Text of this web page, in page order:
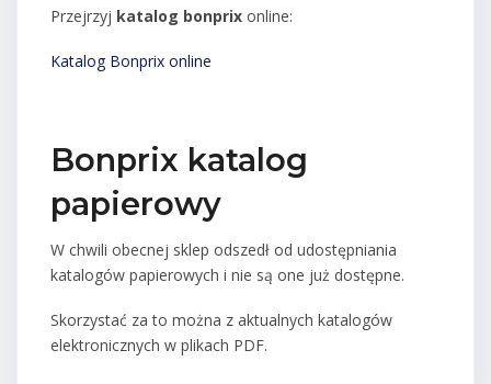
Przejrzyj katalog bonprix online:
Katalog Bonprix online
Bonprix katalog
papierowy
W chwili obecnej sklep odszedł od udostępniania
katalogów papierowych i nie są one już dostępne.
Skorzystać za to można z aktualnych katalogów
elektronicznych w plikach PDF.